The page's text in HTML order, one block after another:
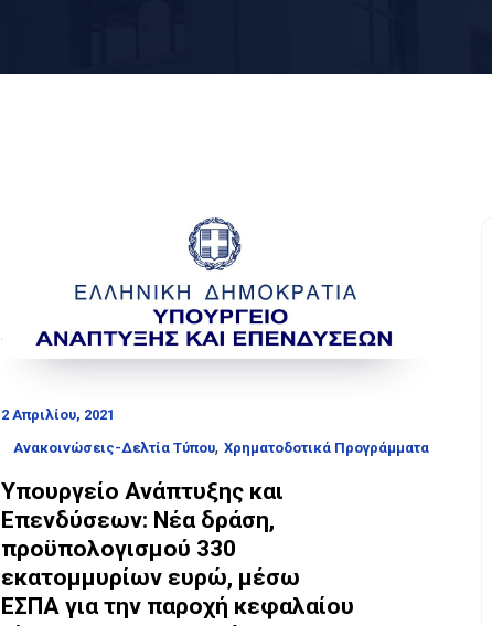
2 Απριλίου, 2021
Ανακοινώσεις-Δελτία Τύπου, Χρηματοδοτικά Προγράμματα
Υπουργείο Ανάπτυξης και
Επενδύσεων: Νέα δράση,
προϋπολογισμού 330
εκατομμυρίων ευρώ, μέσω
ΕΣΠΑ για την παροχή κεφαλαίου